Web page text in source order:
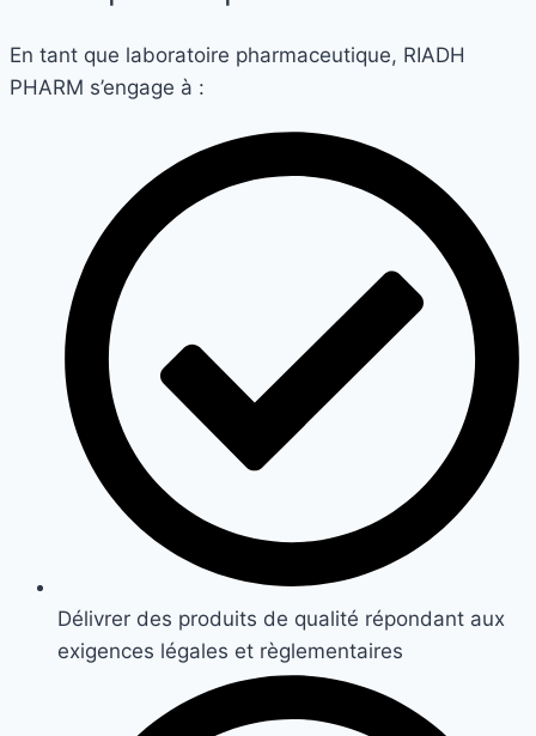
En tant que laboratoire pharmaceutique, RIADH
PHARM s’engage à :
Délivrer des produits de qualité répondant aux
exigences légales et règlementaires​